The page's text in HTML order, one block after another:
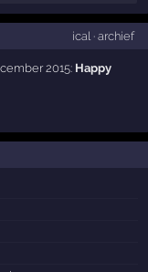
ical· archief
2015: Happy